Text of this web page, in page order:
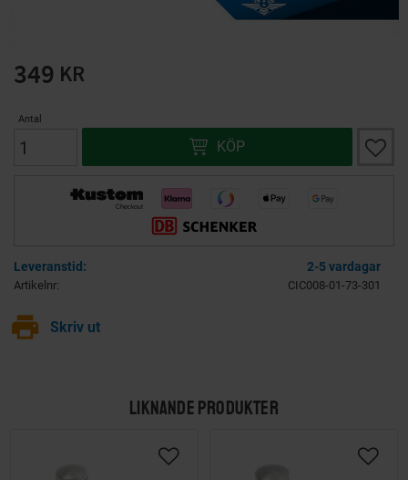
349 KR
Antal
KÖP Lägg
2-5 vardagar
Artikelnr CIC008-01-73-301
print Skriv ut
LIKNANDE PRODUKTER